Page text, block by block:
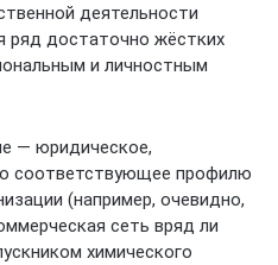
деятельности
ряд достаточно жёстких
и личностным
— юридическое,
соответствующее профилю
(например, очевидно,
сеть вряд ли
химического